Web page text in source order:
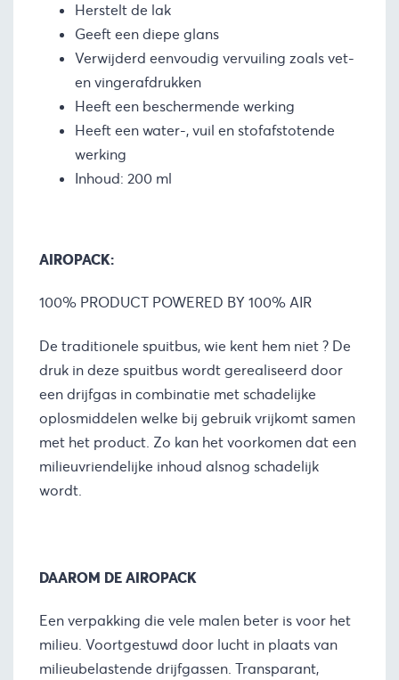
Herstelt de lak
Geeft een diepe glans
Verwijderd eenvoudig vervuiling zoals vet-
en vingerafdrukken
Heeft een beschermende werking
Heeft een water-, vuil en stofafstotende
werking
Inhoud: 200 ml
AIROPACK:
100% PRODUCT POWERED BY 100% AIR
De traditionele spuitbus, wie kent hem niet ? De
druk in deze spuitbus wordt gerealiseerd door
een drijfgas in combinatie met schadelijke
oplosmiddelen welke bij gebruik vrijkomt samen
met het product. Zo kan het voorkomen dat een
milieuvriendelijke inhoud alsnog schadelijk
wordt.
DAAROM DE AIROPACK
Een verpakking die vele malen beter is voor het
milieu. Voortgestuwd door lucht in plaats van
milieubelastende drijfgassen. Transparant,